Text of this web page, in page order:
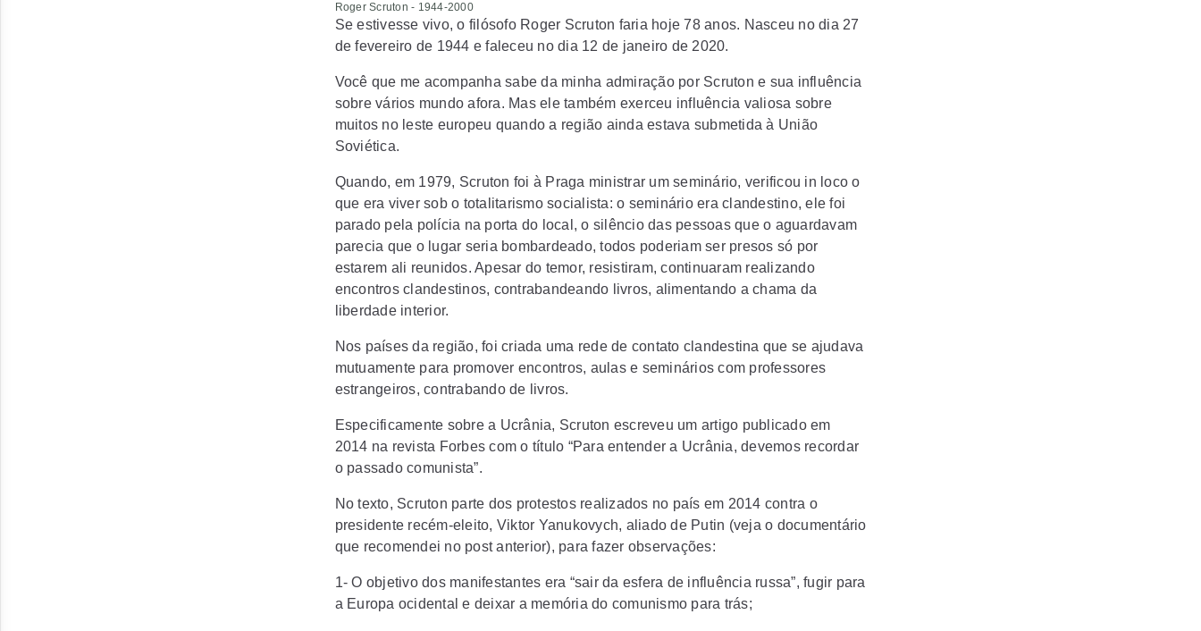
Roger Scruton - 1944-2000
Se estivesse vivo, o filósofo Roger Scruton faria hoje 78 anos. Nasceu no dia 27
de fevereiro de 1944 e faleceu no dia 12 de janeiro de 2020.
Você que me acompanha sabe da minha admiração por Scruton e sua influência
sobre vários mundo afora. Mas ele também exerceu influência valiosa sobre
muitos no leste europeu quando a região ainda estava submetida à União
Soviética.
Quando, em 1979, Scruton foi à Praga ministrar um seminário, verificou in loco o
que era viver sob o totalitarismo socialista: o seminário era clandestino, ele foi
parado pela polícia na porta do local, o silêncio das pessoas que o aguardavam
parecia que o lugar seria bombardeado, todos poderiam ser presos só por
estarem ali reunidos. Apesar do temor, resistiram, continuaram realizando
encontros clandestinos, contrabandeando livros, alimentando a chama da
liberdade interior.
Nos países da região, foi criada uma rede de contato clandestina que se ajudava
mutuamente para promover encontros, aulas e seminários com professores
estrangeiros, contrabando de livros.
Especificamente sobre a Ucrânia, Scruton escreveu um artigo publicado em
2014 na revista Forbes com o título “Para entender a Ucrânia, devemos recordar
o passado comunista”.
No texto, Scruton parte dos protestos realizados no país em 2014 contra o
presidente recém-eleito, Viktor Yanukovych, aliado de Putin (veja o documentário
que recomendei no post anterior), para fazer observações:
1- O objetivo dos manifestantes era “sair da esfera de influência russa”, fugir para
a Europa ocidental e deixar a memória do comunismo para trás;